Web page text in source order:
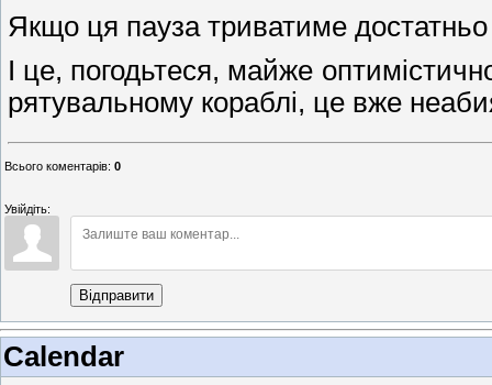
Якщо ця пауза триватиме
І це, погодьтеся, майже
рятувальному кораблі, це вже
Всього коментарів: 0
Увійдіть:
Відправити
Calendar